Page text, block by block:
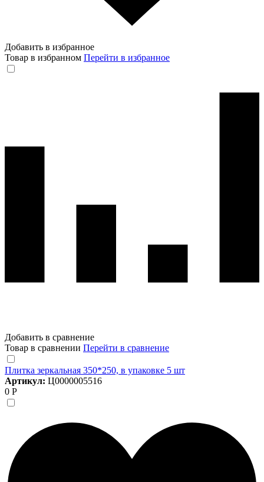
Добавить в избранное
Товар в избранном Перейти в избранное
Добавить в сравнение
Товар в сравнении Перейти в сравнение
Плитка зеркальная 350*250, в упаковке 5 шт
Артикул: Ц0000005516
0 Р